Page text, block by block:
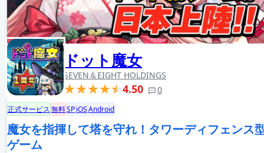
ドット魔女
SEVEN＆EIGHT HOLDINGS
4.50 0
正式サービス無料SPiOSAndroid
魔女を指揮して塔を守れ！タワーディフェンス
ゲーム